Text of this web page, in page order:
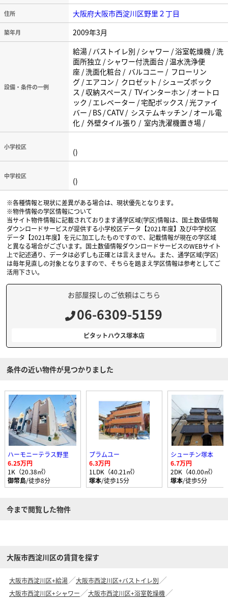
住所 大阪府大阪市西淀川区野里２丁目
築年月 2009年3月
設備・条件の一例
給湯 / バストイレ別 / シャワー / 浴室乾燥機 / 洗
面所独立 / シャワー付洗面台 / 温水洗浄便
座 / 洗面化粧台 / バルコニー / フローリン
グ / エアコン / クロゼット / シューズボック
ス / 収納スペース / TVインターホン / オートロ
ック / エレベーター / 宅配ボックス / 光ファイ
バー / BS / CATV / システムキッチン / オール電
化 / 外壁タイル張り / 室内洗濯機置き場 /
小学校区 ()
中学校区 ()
※各種情報と現状に差異がある場合は、現状優先となります。
※物件情報の学区情報について
当サイト物件情報に記載されております通学区域(学区)情報は、国土数値情報
ダウンロードサービスが提供する小学校区データ【2021年度】及び中学校区
データ【2021年度】を元に加工したものですので、記載情報が現在の学区域
と異なる場合がございます。国土数値情報ダウンロードサービスのWEBサイト
上で記述通り、データは必ずしも正確とは言えません。また、通学区域(学区)
は毎年見直しの対象となりますので、そちらを踏まえ学区情報は参考としてご
活用下さい。
お部屋探しのご依頼はこちら
06-6309-5159
ピタットハウス塚本店
条件の近い物件が見つかりました
ハーモニーテラス野里
6.25万円
1K（20.38㎡）
御幣島/徒歩8分
プラムユー
6.3万円
1LDK（40.21㎡）
塚本/徒歩15分
シューチン塚本
6.7万円
2DK（40.00㎡）
塚本/徒歩5分
今まで閲覧した物件
大阪市西淀川区の賃貸を探す
大阪市西淀川区+給湯
大阪市西淀川区+バストイレ別
大阪市西淀川区+シャワー
大阪市西淀川区+浴室乾燥機